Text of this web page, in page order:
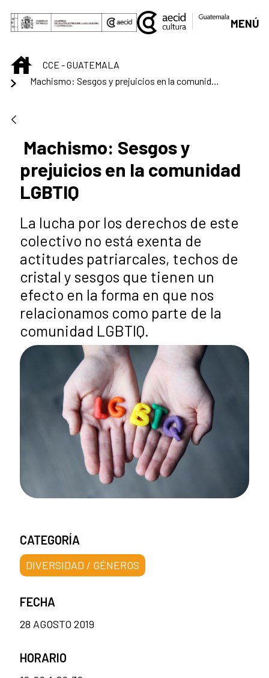
Saltar al contenido principal
MENÚ
INICIOCCE - GUATEMALA
Machismo: Sesgos y
prejuicios en la comunidad
LGBTIQ
La lucha por los derechos de este
colectivo no está exenta de
actitudes patriarcales, techos de
cristal y sesgos que tienen un
efecto en la forma en que nos
relacionamos como parte de la
comunidad LGBTIQ.
CATEGORÍA
DIVERSIDAD / GÉNEROS
FECHA
28 AGOSTO 2019
HORARIO